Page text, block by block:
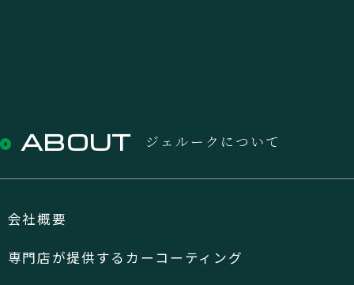
ABOUT ジェルークについて
会社概要
専門店が提供するカーコーティング